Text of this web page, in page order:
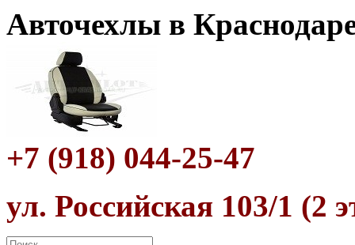
Авточехлы в
+7 (918) 044-25-47
ул. Российская 103/1 (2